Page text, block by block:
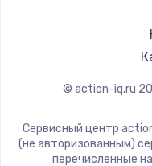
© action-iq.ru
Сервисный центр
(не авторизованным)
перечисленные